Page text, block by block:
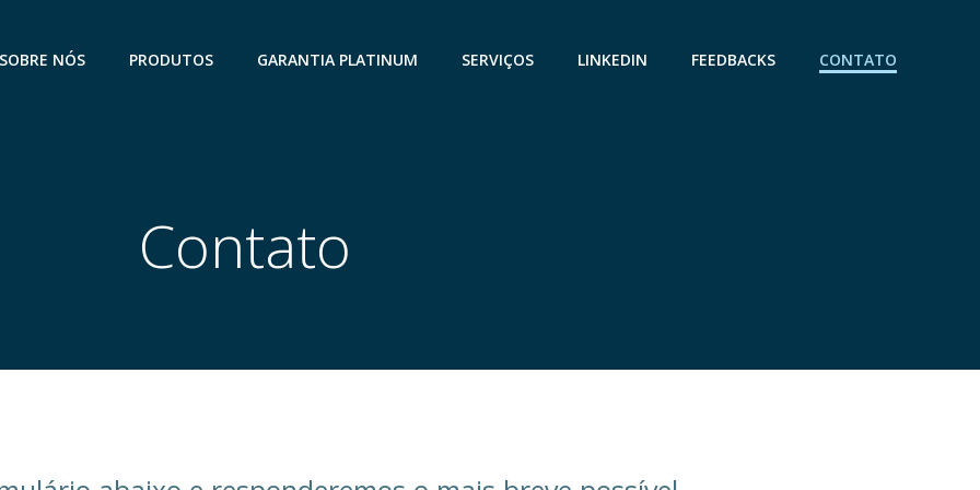
SOBRE NÓS PRODUTOS GARANTIA PLATINUM SERVIÇOS LINKEDIN FEEDBACKS CONTATO
Contato